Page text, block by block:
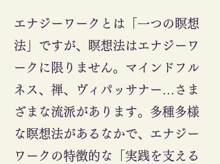
エナジーワークとは「一つの瞑想
法」ですが、瞑想法はエナジーワ
ークに限りません。マインドフル
ネス、禅、ヴィパッサナー…さま
ざまな流派があります。多種多様
な瞑想法があるなかで、エナジー
ワークの特徴的な「実践を支える